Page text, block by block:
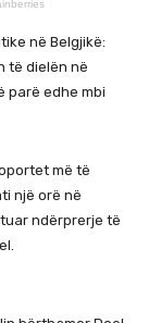
në Belgjikë:
të dielën në
parë edhe mbi
më të
një orë në
ndërprerje të